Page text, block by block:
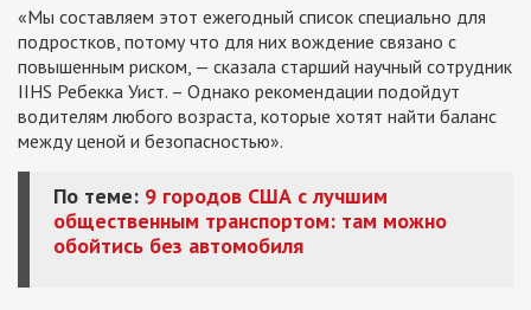
«Мы составляем этот ежегодный список специально для
подростков, потому что для них вождение связано с
повышенным риском, — сказала старший научный сотрудник
IIHS Ребекка Уист. – Однако рекомендации подойдут
водителям любого возраста, которые хотят найти баланс
между ценой и безопасностью».
По теме: 9 городов США с лучшим
общественным транспортом: там можно
обойтись без автомобиля